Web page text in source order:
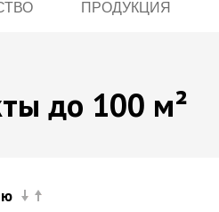
ПРОДУКЦИЯ
до 100 м²